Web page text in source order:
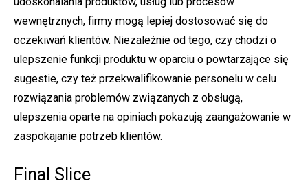
wewnętrznych, firmy mogą lepiej dostosować się do
oczekiwań klientów. Niezależnie od tego, czy chodzi o
ulepszenie funkcji produktu w oparciu o powtarzające się
sugestie, czy też przekwalifikowanie personelu w celu
rozwiązania problemów związanych z obsługą,
ulepszenia oparte na opiniach pokazują zaangażowanie w
zaspokajanie potrzeb klientów.
Final Slice